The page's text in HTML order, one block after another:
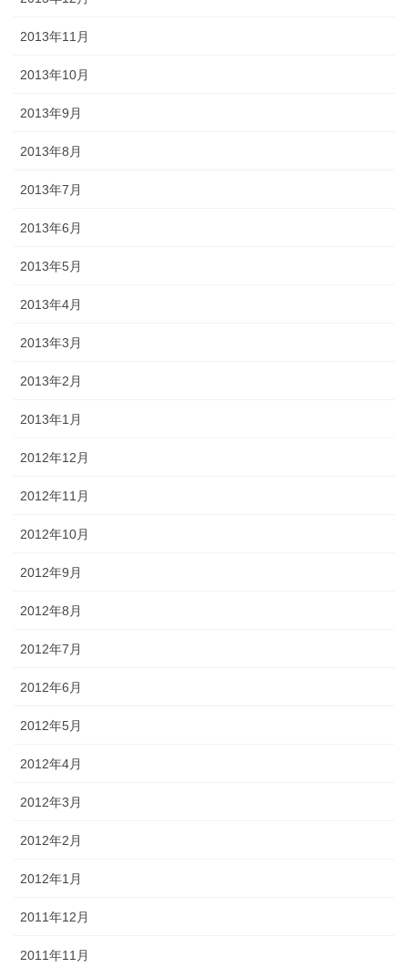
2013年11月
2013年10月
2013年9月
2013年8月
2013年7月
2013年6月
2013年5月
2013年4月
2013年3月
2013年2月
2013年1月
2012年12月
2012年11月
2012年10月
2012年9月
2012年8月
2012年7月
2012年6月
2012年5月
2012年4月
2012年3月
2012年2月
2012年1月
2011年12月
2011年11月